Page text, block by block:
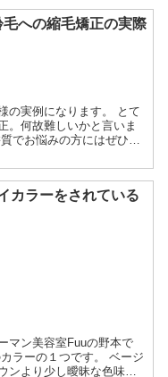
への縮毛矯正の実際
の実例になります。 とて
。何故難しいかと言いま
でお悩みの方にはぜひご
悩みを解消できる可能性
カラーをされている
マン美容室Fuuの野本で
ラーの１つです。 ベージ
ンより少し曖昧な色味で